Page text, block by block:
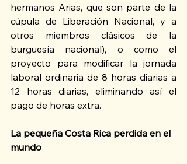
hermanos Arias, que son parte de la
cúpula de Liberación Nacional, y a
otros miembros clásicos de la
burguesía nacional), o como el
proyecto para modificar la jornada
laboral ordinaria de 8 horas diarias a
12 horas diarias, eliminando así el
pago de horas extra.
La pequeña Costa Rica perdida en el
mundo